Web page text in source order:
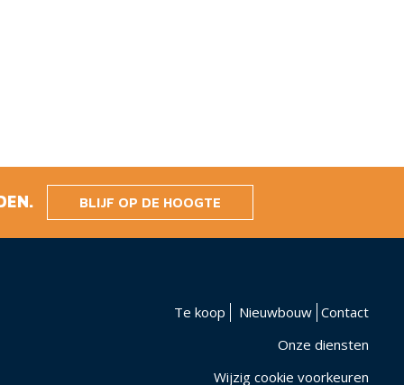
BLIJF OP DE HOOGTE
Te koop Nieuwbouw Contact
Onze diensten
Wijzig cookie voorkeuren